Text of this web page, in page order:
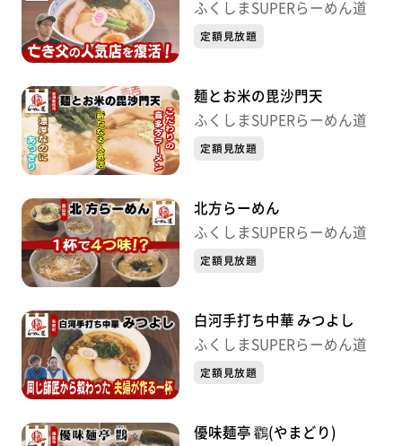
ふくしまSUPERらーめん道
定額見放題
麺とお米の毘沙門天
ふくしまSUPERらーめん道
定額見放題
北方らーめん
ふくしまSUPERらーめん道
定額見放題
白河手打ち中華 みつよし
ふくしまSUPERらーめん道
定額見放題
優味麺亭 鸐(やまどり)